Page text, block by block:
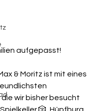
aufgepasst!
& Moritz ist mit eines
wir bisher besucht